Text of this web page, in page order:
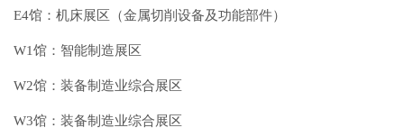
E4馆：机床展区（金属切削设备及功能部件）
W1馆：智能制造展区
W2馆：装备制造业综合展区
W3馆：装备制造业综合展区